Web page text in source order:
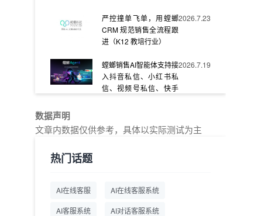
严控撞单飞单，用螳螂
CRM 规范销售全流程跟
进（K12 教培行业）
2026.7.23
螳螂销售AI智能体支持接
入抖音私信、小红书私
信、视频号私信、快手
2026.7.19
螳螂系统专为K12/职业
交：螳螂科技销售AI智能
数据声明
文章内数据仅供参考，具体以实际测试为主
热门话题
AI在线客服 AI在线客服系统
AI客服系统 AI对话客服系统